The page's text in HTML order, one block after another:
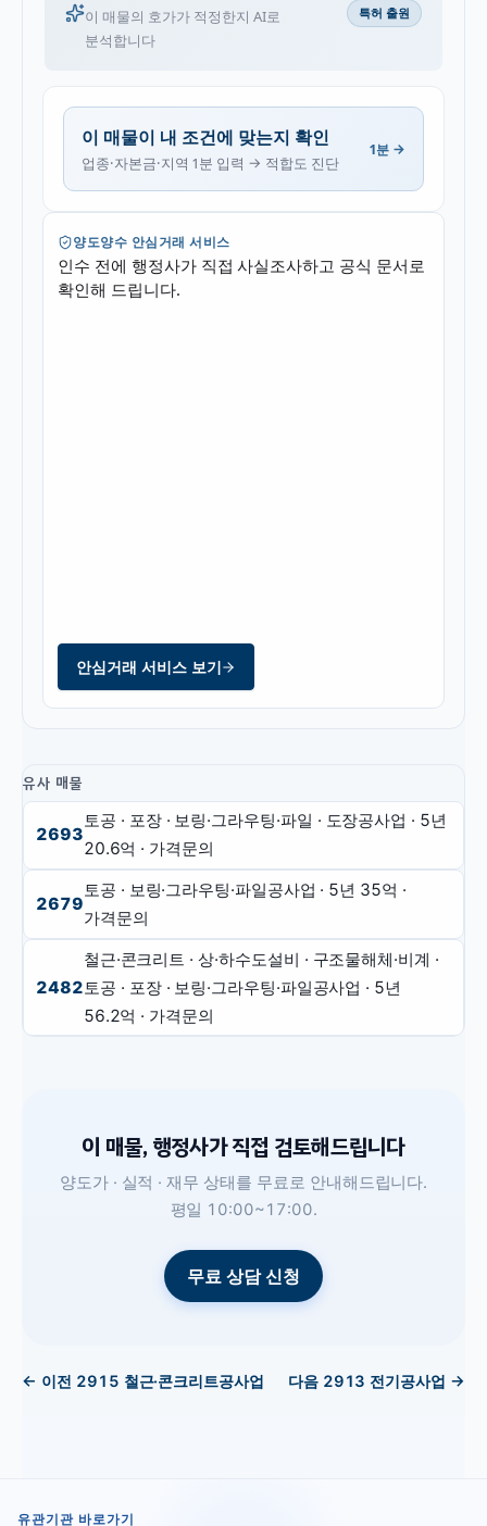
이 매물의 호가가 적정한지 AI로
분석합니다
특허 출원
이 매물이 내 조건에 맞는지 확인
업종·자본금·지역 1분 입력 → 적합도 진단
1분 →
양도양수 안심거래 서비스
인수 전에 행정사가 직접 사실조사하고 공식 문서로
확인해 드립니다.
안심거래 서비스 보기
유사 매물
2693
토공 · 포장 · 보링·그라우팅·파일 · 도장공사업 · 5년
20.6억 · 가격문의
2679
토공 · 보링·그라우팅·파일공사업 · 5년 35억 ·
가격문의
2482
철근·콘크리트 · 상·하수도설비 · 구조물해체·비계 ·
토공 · 포장 · 보링·그라우팅·파일공사업 · 5년
56.2억 · 가격문의
이 매물, 행정사가 직접 검토해드립니다
양도가 · 실적 · 재무 상태를 무료로 안내해드립니다.
평일 10:00~17:00.
무료 상담 신청
← 이전 2915 철근·콘크리트공사업 다음 2913 전기공사업 →
유관기관 바로가기